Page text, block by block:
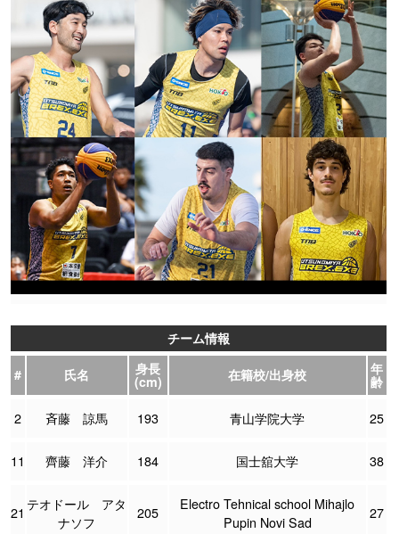
チーム情報
# 氏名 身長
(cm) 在籍校/出身校 年
齢
2 斉藤 諒馬 193 青山学院大学 25
11 齊藤 洋介 184 国士舘大学 38
21 テオドール アタ
ナソフ
205
Electro Tehnical school Mihajlo
Pupin Novi Sad
27